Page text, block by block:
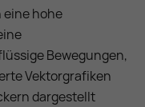
eine hohe
Bewegungen,
Vektorgrafiken
dargestellt